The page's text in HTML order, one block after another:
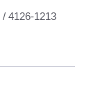
/ 4126-1213